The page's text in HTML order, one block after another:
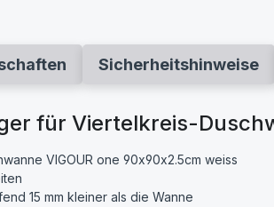
Sicherheitshinweise
für Viertelkreis-
VIGOUR one 90x90x2.5cm weiss
15 mm kleiner als die Wanne